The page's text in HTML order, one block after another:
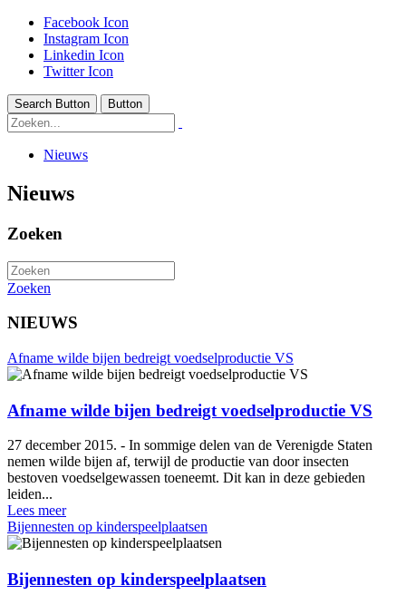
Facebook Icon
Instagram Icon
Linkedin Icon
Twitter Icon
Search Button Button
Nieuws
Nieuws
Zoeken
Zoeken
NIEUWS
Afname wilde bijen bedreigt voedselproductie VS
Afname wilde bijen bedreigt voedselproductie VS
27 december 2015. - In sommige delen van de Verenigde Staten
nemen wilde bijen af, terwijl de productie van door insecten
bestoven voedselgewassen toeneemt. Dit kan in deze gebieden
leiden...
Lees meer
Bijennesten op kinderspeelplaatsen
Bijennesten op kinderspeelplaatsen